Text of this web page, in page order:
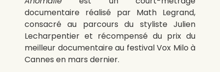
documentaire réalisé par Math Legrand,
consacré au parcours du styliste Julien
Lecharpentier et récompensé du prix du
meilleur documentaire au festival Vox Milo à
Cannes en mars dernier.